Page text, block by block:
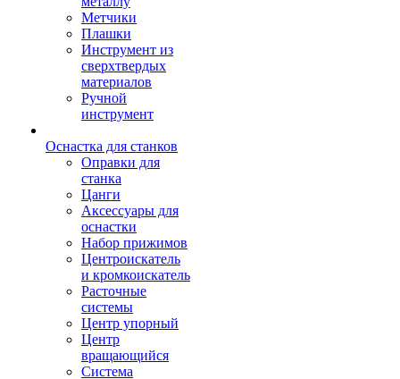
Метчики
Плашки
Инструмент из
сверхтвердых
материалов
Ручной
инструмент
Оснастка для станков
Оправки для
станка
Цанги
Аксессуары для
оснастки
Набор прижимов
Центроискатель
и кромкоискатель
Расточные
системы
Центр упорный
Центр
вращающийся
Система